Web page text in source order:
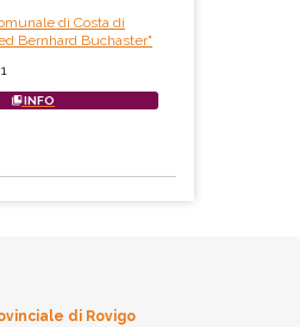
di Costa di
Bernhard Buchaster"
INFO
di Rovigo